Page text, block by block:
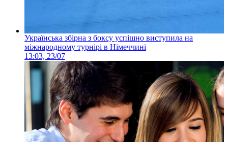
Українська збірна з боксу успішно виступила на
міжнародному турнірі в Німеччині
13:03, 23/07